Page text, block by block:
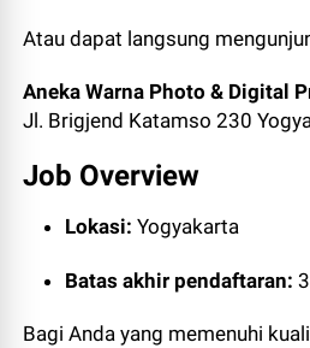
Atau dapat langsung
Aneka Warna Photo & Digital
Jl. Brigjend Katamso 230
Job Overview
Lokasi: Yogyakarta
Batas akhir pendaftaran:
Bagi Anda yang memenuhi